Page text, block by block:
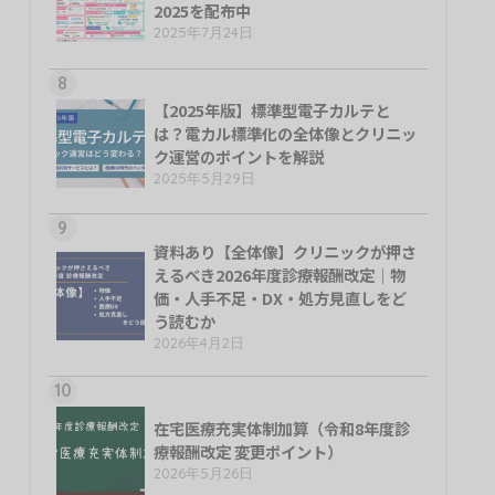
2025を配布中
2025年7月24日
8
【2025年版】標準型電子カルテと
は？電カル標準化の全体像とクリニッ
ク運営のポイントを解説
2025年5月29日
9
資料あり【全体像】クリニックが押さ
えるべき2026年度診療報酬改定｜物
価・人手不足・DX・処方見直しをど
う読むか
2026年4月2日
10
在宅医療充実体制加算（令和8年度診
療報酬改定 変更ポイント）
2026年5月26日